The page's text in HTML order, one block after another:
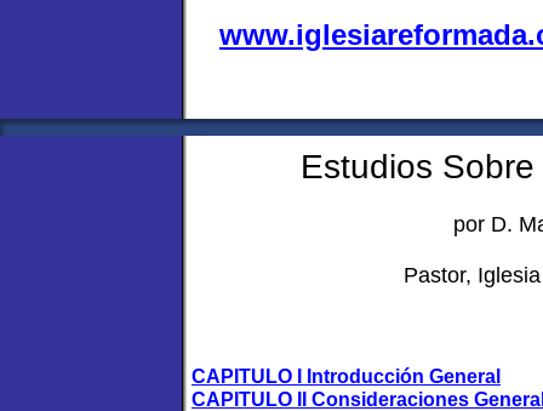
Estudios
por D.
Pastor,
CAPITULO I Introducción General
CAPITULO II Consideraciones